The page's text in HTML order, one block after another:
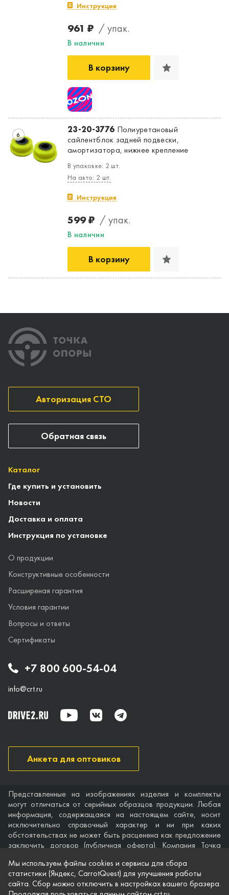
Инструкция
961 ₽ / упак.
В наличии
В корзину
6 23-20-3776 Полиуретановый
сайлентблок задней подвески,
амортизатора, нижнее крепление
В упаковке: 2 шт.
На авто: 2 шт.
Инструкция
599 ₽ / упак.
В наличии
В корзину
+7 800 600-54-04
info@crt.ru
Каталог
Где купить и установить
Новости
Доставка и оплата
Инструкция по установке
О продукции
Конструктивные особенности
Расширеная гарантия
Условия гарантии
Вопросы и ответы
Сертификаты
Авторизация СТО
Анкета для оптовиков
Обратная связь
Представленные на изображениях изделия и комплекты
могут отличаться от серийных образцов продукции. Любая
информация, содержащаяся на настоящем сайте, носит
исключительно справочный характер и ни при каких
обстоятельствах не может быть расценена как предложение
заключить договор (публичная оферта). Компания Точка
точности и полноты информации на веб-сайте, а также по
поводу беспрепятственного доступа к нему в любое время.
Технические характеристики и комплектация изделий,
Мы используем файлы cookies и сервисы для сбора
статистики (Яндекс, CarrotQuest) для улучшения работы
сайта. Сбор можно отключить в настройках вашего бразера.